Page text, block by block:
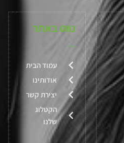
נווט באתר
עמוד הבית
אודותינו
יצירת קשר
הקטלוג
שלנו